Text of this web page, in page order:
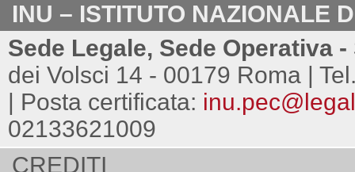
INU – ISTITUTO NAZIONALE
Sede Legale, Sede Operativa
dei Volsci 14 - 00179 Roma |
| Posta certificata:
02133621009
CREDITI